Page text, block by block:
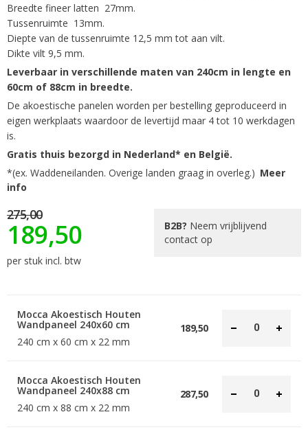
Breedte fineer latten 27mm.
Tussenruimte 13mm.
Diepte van de tussenruimte 12,5 mm tot aan vilt.
Dikte vilt 9,5 mm.
Leverbaar in verschillende maten van 240cm in lengte en
60cm of 88cm in breedte.
De akoestische panelen worden per bestelling geproduceerd in
eigen werkplaats waardoor de levertijd maar 4 tot 10 werkdagen
is.
Gratis thuis bezorgd in Nederland* en België.
*(ex. Waddeneilanden. Overige landen graag in overleg.) Meer
info
275,00
189,50
per stuk incl. btw
B2B? Neem vrijblijvend
contact op
Mocca Akoestisch Houten
Wandpaneel 240x60 cm
240 cm x 60 cm x 22 mm
189,50
Mocca Akoestisch Houten
Wandpaneel 240x88 cm
240 cm x 88 cm x 22 mm
287,50